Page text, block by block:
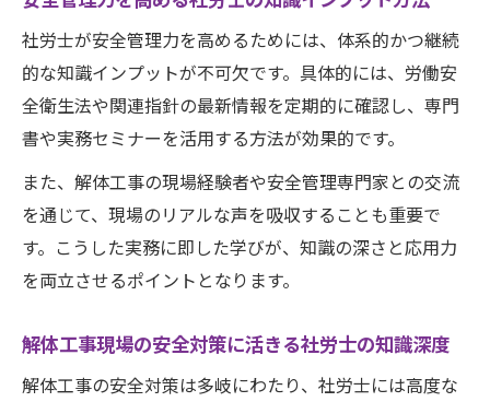
社労士が安全管理力を高めるためには、体系的かつ継続
的な知識インプットが不可欠です。具体的には、労働安
全衛生法や関連指針の最新情報を定期的に確認し、専門
書や実務セミナーを活用する方法が効果的です。
また、解体工事の現場経験者や安全管理専門家との交流
を通じて、現場のリアルな声を吸収することも重要で
す。こうした実務に即した学びが、知識の深さと応用力
を両立させるポイントとなります。
解体工事現場の安全対策に活きる社労士の知識深度
解体工事の安全対策は多岐にわたり、社労士には高度な
★見積無料★
株式会社ユーネクト
お問い合わせはこちら